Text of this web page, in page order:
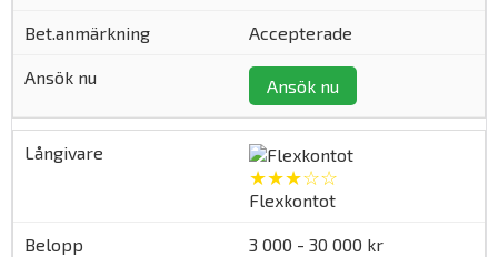
Accepterade
Ansök nu
★★★☆☆
Flexkontot
3 000 - 30 000 kr